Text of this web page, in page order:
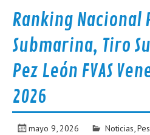
Ranking Nacional
Submarina, Tiro
Pez León FVAS
2026
mayo 9, 2026 Noticias,